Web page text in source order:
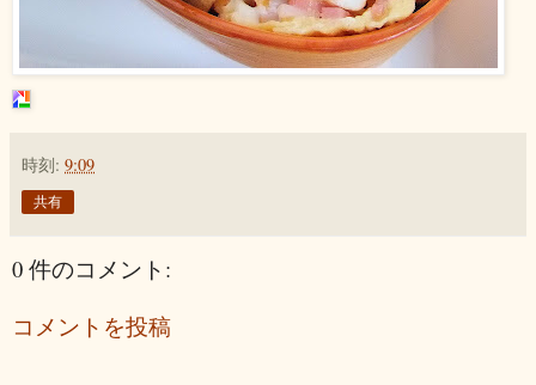
時刻: 9:09
共有
0 件のコメント:
コメントを投稿